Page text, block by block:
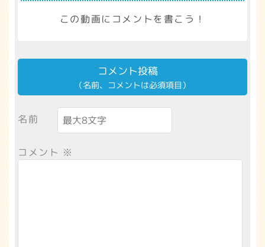
この動画にコメントを書こう！
コメント投稿
（名前、コメントは必須項目）
名前
コメント ※